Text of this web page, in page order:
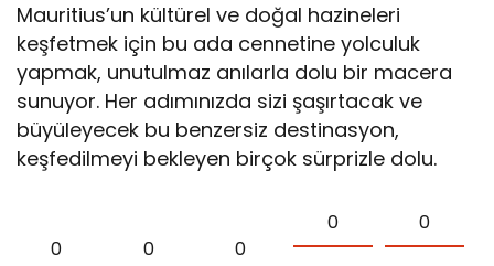
Mauritius’un kültürel ve doğal hazineleri
keşfetmek için bu ada cennetine yolculuk
yapmak, unutulmaz anılarla dolu bir macera
sunuyor. Her adımınızda sizi şaşırtacak ve
büyüleyecek bu benzersiz destinasyon,
keşfedilmeyi bekleyen birçok sürprizle dolu.
0 0 0
0 0